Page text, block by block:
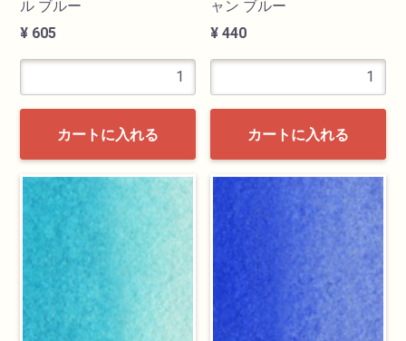
ル ブルー
¥ 605
カートに入れる
ャン ブルー
¥ 440
カートに入れる